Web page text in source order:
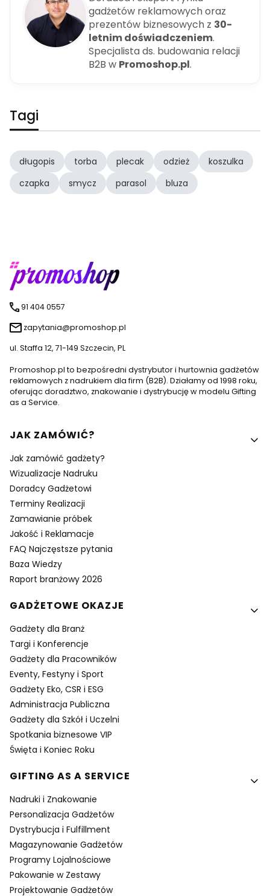
gadżetów reklamowych oraz
prezentów biznesowych z 30-
letnim doświadczeniem.
Specjalista ds. budowania relacji
B2B w Promoshop.pl.
Tagi
długopis torba plecak odzież
koszulka
czapka
smycz parasol bluza
91 404 0557
zapytania@promoshop.pl
ul. Staffa 12, 71-149 Szczecin, PL
Promoshop.pl to bezpośredni dystrybutor i hurtownia gadżetów
reklamowych z nadrukiem dla firm (B2B). Działamy od 1998 roku,
oferując doradztwo, znakowanie i dystrybucję w modelu Gifting
as a Service.
Linki w stopce
JAK ZAMÓWIĆ?
Jak zamówić gadżety?
Wizualizacje Nadruku
Doradcy Gadżetowi
Terminy Realizacji
Zamawianie próbek
Jakość i Reklamacje
FAQ Najczęstsze pytania
Baza Wiedzy
Raport branżowy 2026
GADŻETOWE OKAZJE
Gadżety dla Branż
Targi i Konferencje
Gadżety dla Pracowników
Eventy, Festyny i Sport
Gadżety Eko, CSR i ESG
Administracja Publiczna
Gadżety dla Szkół i Uczelni
Spotkania biznesowe VIP
Święta i Koniec Roku
GIFTING AS A SERVICE
Nadruki i Znakowanie
Personalizacja Gadżetów
Dystrybucja i Fulfillment
Magazynowanie Gadżetów
Programy Lojalnościowe
Pakowanie w Zestawy
Projektowanie Gadżetów